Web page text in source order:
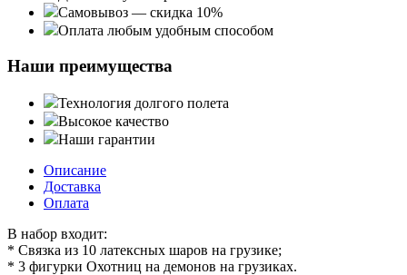
Самовывоз — скидка 10%
Оплата любым удобным способом
Наши преимущества
Технология долгого полета
Высокое качество
Наши гарантии
Описание
Доставка
Оплата
В набор входит:
* Связка из 10 латексных шаров на грузике;
* 3 фигурки Охотниц на демонов на грузиках.